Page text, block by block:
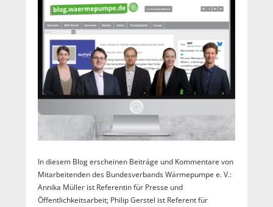
In diesem Blog erscheinen Beiträge und Kommentare von
Mitarbeitenden des Bundesverbands Wärmepumpe e. V.:
Annika Müller ist Referentin für Presse und
Öffentlichkeitsarbeit; Philip Gerstel ist Referent für